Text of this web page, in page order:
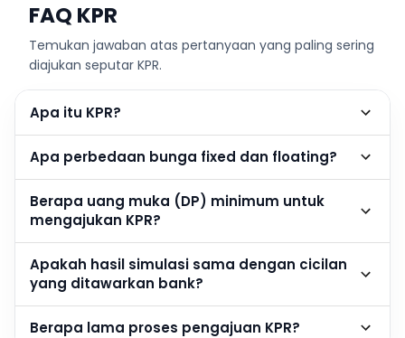
FAQ KPR
Temukan jawaban atas pertanyaan yang paling sering
diajukan seputar KPR.
Apa itu KPR?
Apa perbedaan bunga fixed dan floating?
Berapa uang muka (DP) minimum untuk
mengajukan KPR?
Apakah hasil simulasi sama dengan cicilan
yang ditawarkan bank?
Berapa lama proses pengajuan KPR?